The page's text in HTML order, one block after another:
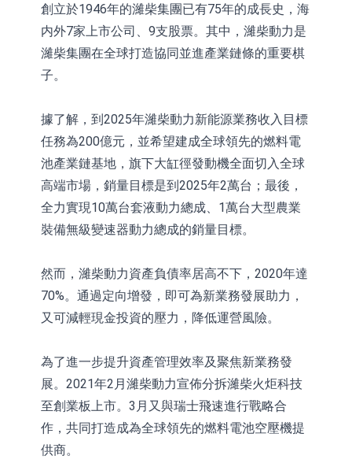
採取出具警示函措施
山金國際：港股上市工作正常推進中
創立於1946年的濰柴集團已有75年的成長史，海
内外7家上市公司、9支股票。其中，濰柴動力是
濰柴集團在全球打造協同並進產業鏈條的重要棋
子。
據了解，到2025年濰柴動力新能源業務收入目標
任務為200億元，並希望建成全球領先的燃料電
池產業鏈基地，旗下大缸徑發動機全面切入全球
高端市場，銷量目標是到2025年2萬台；最後，
全力實現10萬台套液動力總成、1萬台大型農業
裝備無級變速器動力總成的銷量目標。
然而，濰柴動力資產負債率居高不下，2020年達
70%。通過定向增發，即可為新業務發展助力，
又可減輕現金投資的壓力，降低運營風險。
為了進一步提升資產管理效率及聚焦新業務發
展。2021年2月濰柴動力宣佈分拆濰柴火炬科技
至創業板上市。3月又與瑞士飛速進行戰略合
作，共同打造成為全球領先的燃料電池空壓機提
供商。